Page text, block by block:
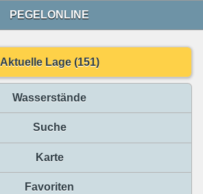
PEGELONLINE
Aktuelle Lage (151)
Wasserstände
Suche
Karte
Favoriten